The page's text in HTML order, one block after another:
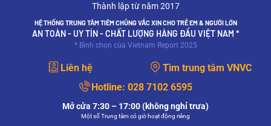
Thành lập từ năm 2017
HỆ THỐNG TRUNG TÂM TIÊM CHỦNG VẮC XIN CHO TRẺ EM & NGƯỜI LỚN
AN TOÀN - UY TÍN - CHẤT LƯỢNG HÀNG ĐẦU VIỆT NAM *
* Bình chọn của Vietnam Report 2025
Liên hệ
Tìm trung tâm VNVC
Hotline: 028 7102 6595
Mở cửa 7:30 – 17:00 (không nghỉ trưa)
Một số Trung tâm có giờ hoạt động riêng